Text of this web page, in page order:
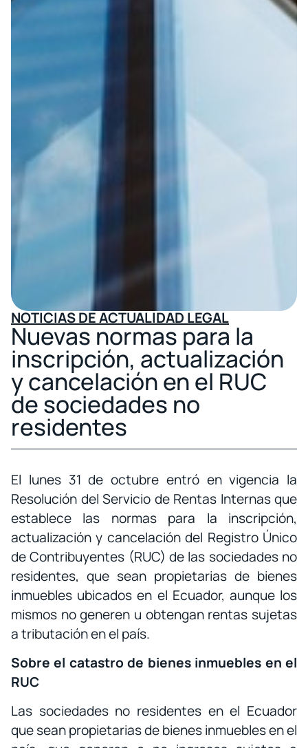
NOTICIAS DE ACTUALIDAD LEGAL
Nuevas normas para la
inscripción, actualización
y cancelación en el RUC
de sociedades no
residentes
El lunes 31 de octubre entró en vigencia la
Resolución del Servicio de Rentas Internas que
establece las normas para la inscripción,
actualización y cancelación del Registro Único
de Contribuyentes (RUC) de las sociedades no
residentes, que sean propietarias de bienes
inmuebles ubicados en el Ecuador, aunque los
mismos no generen u obtengan rentas sujetas
a tributación en el país.
Sobre el catastro de bienes inmuebles en el
RUC
Las sociedades no residentes en el Ecuador
que sean propietarias de bienes inmuebles en el